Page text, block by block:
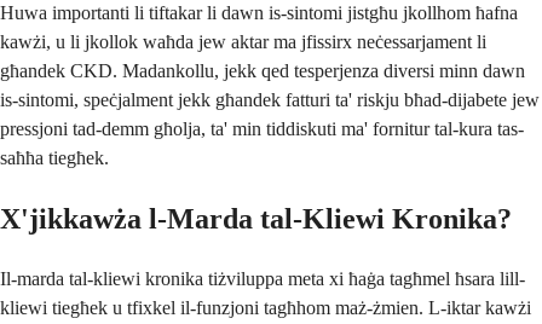
Huwa importanti li tiftakar li dawn is-sintomi jistgħu jkollhom ħafna
kawżi, u li jkollok waħda jew aktar ma jfissirx neċessarjament li
għandek CKD. Madankollu, jekk qed tesperjenza diversi minn dawn
is-sintomi, speċjalment jekk għandek fatturi ta' riskju bħad-dijabete jew
pressjoni tad-demm għolja, ta' min tiddiskuti ma' fornitur tal-kura tas-
saħħa tiegħek.
X'jikkawża l-Marda tal-Kliewi Kronika?
Il-marda tal-kliewi kronika tiżviluppa meta xi ħaġa tagħmel ħsara lill-
kliewi tiegħek u tfixkel il-funzjoni tagħhom maż-żmien. L-iktar kawżi